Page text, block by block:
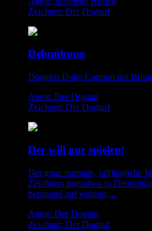
Zeichner: Der Dogtari
Dehnübung
Dogtaris Daily Cartoon mit
Autor: Der Dogtari
Zeichner: Der Dogtari
Der will nur spielen!
Der ganz normale, (all)tägliche
Zeichners irgendwo in
beruhend auf wahren,...
Autor: Der Dogtari
Zeichner: Der Dogtari